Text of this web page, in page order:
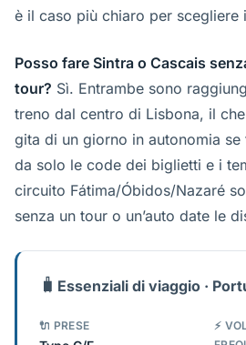
è il caso più chiaro per scegliere
Posso fare Sintra o Cascais
tour? Sì. Entrambe sono
treno dal centro di Lisbona, il
gita di un giorno in autonomia
da solo le code dei biglietti e i
circuito Fátima/Óbidos/Nazaré
senza un tour o un’auto date le
🧳 Essenziali di viaggio ·
🔌 PRESE
⚡